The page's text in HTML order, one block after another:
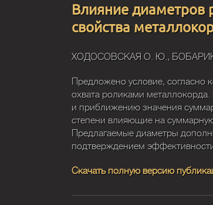
Влияние диаметров
свойства
ХОДОСОВСКАЯ О. Ю.,
Предложено условие, согласно
охвата роликами
и приближению значения
степени влияющие на
Предлагаемые диаметры
подтверждением
Скачать полную версию